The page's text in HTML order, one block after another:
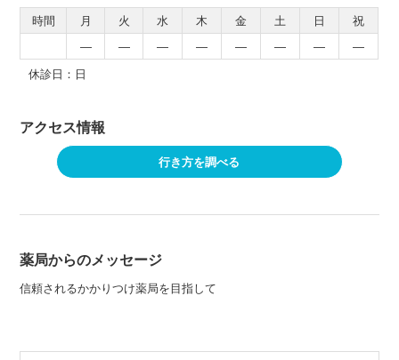
時間 月 火 水 木 金 土 日
祝
―
― ― ― ― ― ―
―
休診日：日
アクセス情報
行き方を調べる
薬局からのメッセージ
信頼されるかかりつけ薬局を目指して